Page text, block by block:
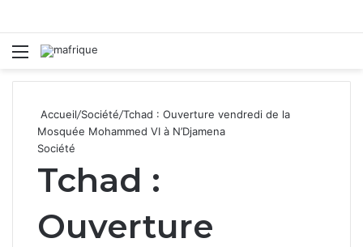
Menu
Accueil/Société/Tchad : Ouverture vendredi de la
Mosquée Mohammed VI à N’Djamena
Société
Tchad :
Ouverture